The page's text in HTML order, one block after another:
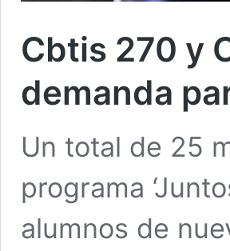
Cbtis 270 y
demanda
Un total de 25
programa
alumnos de